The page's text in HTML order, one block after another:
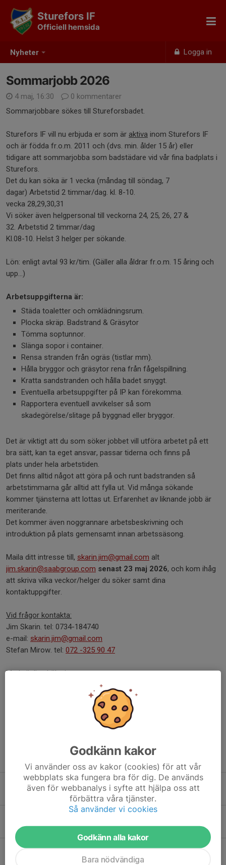
Nyheter Logga in
Sturefors IF
Officiell hemsida
Sommarjobb 2026
4 maj, 16:30
0 kommentarer
Sommarjobbare sökes till Stureforsbadet.
Sturefors IF vill nu erbjuda er som är aktiva inom Sturefors IF
och är födda fr.o.m. 2011 och (dvs. min. ålder 15 år) eller
tidigare att sommarjobba som badstädare vid vår fina badplats i
Sturefors.
Det du kan söka är 1 vecka (måndag till söndag, 7
dagar) Arbetstid 2 timmar/dag. kl. 8-10.
vecka 28,29,30,31
Vi söker även helgpersonal till veckorna 24, 25, 26, 27 &
32. Arbetstid 2 timmar/dag
Kl.08-10. Helst 3 helger per sökande.
Lön: enligt avtal 93 kr/tim. (Gäller alla åldrar fr.o.m. 15 åring och
upp…)
Arbetsuppgifterna är:
Städa toaletter och omklädningsrum.
Plocka skräp. Badstrand & Gräsytor
Tömma soptunnor.
Slänga sopor i container.
Rensa stranden från ogräs (tistlar mm).
Hålla bryggor och gräsytor rena från fågelspillning.
Kratta sandstranden och hålla badet snyggt.
Eventuella arbetsuppgifter på IP kan förekomma.
Rapportera eventuell avvikelser så som
skadegörelse/slitage på byggnad eller bryggor.
Det är viktigt att du som söker jobbet vill utföra arbetet på ett
bra sätt, kan ta eget ansvar, passar tiderna och finns på
plats under hela arbetstiden.
Det finns alltid något att göra på och runt badstranden så
arbetstimmarna går alltid att fylla ut. Vid många sökande
kommer tjänsterna att lottas ut. Erfarenhet av liknande jobb är
meriterande.
Det kommer även noggrannare arbetsbeskrivning och
introduktion på plats gemensamt innan arbetssäsong.
Maila ditt intresse till, skarin.jim@gmail.com alt
jim.skarin@saabgroup.com senast 23 maj 2026, och kom ihåg
att skriva vilka veckor/helger du söker samt dina
kontaktuppgifter.
Vid frågor kontakta:
Jim Skarin. tel: 0734-184740
e-mail: skarin.jim@gmail.com
Stefan Mirow. tel: 072 -325 90 47
Med vänliga hälsningar
Fastighetsgruppen & Styrelsen i Sturefors IF.
Tidigare nyheter
SIF dagen lördag 15 aug
29 jul, 21:53 0
17 jun, 16:17 0
A & C-plan V25 Bjurfors IP (15-21 juni)
0
Godkänn kakor
Vi använder oss av kakor (cookies) för att vår
webbplats ska fungera bra för dig. De används
även för webbanalys i syfte att hjälpa oss att
förbättra våra tjänster.
Så använder vi cookies
Godkänn alla kakor
Bara nödvändiga